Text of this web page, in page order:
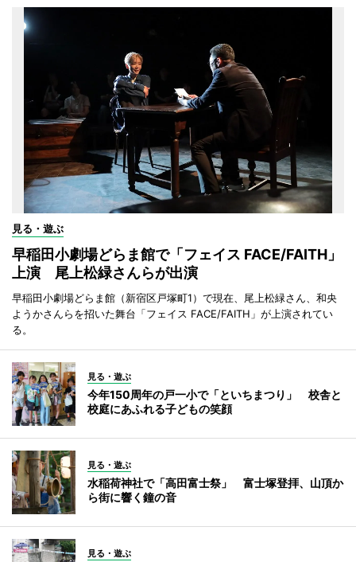
見る・遊ぶ
早稲田小劇場どらま館で「フェイス FACE/FAITH」
上演 尾上松緑さんらが出演
早稲田小劇場どらま館（新宿区戸塚町1）で現在、尾上松緑さん、和央
ようかさんらを招いた舞台「フェイス FACE/FAITH」が上演されてい
る。
見る・遊ぶ
今年150周年の戸一小で「といちまつり」 校舎と
校庭にあふれる子どもの笑顔
見る・遊ぶ
水稲荷神社で「高田富士祭」 富士塚登拝、山頂か
ら街に響く鐘の音
見る・遊ぶ